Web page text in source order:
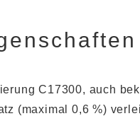
C17300, auch
(maximal 0,6 %)